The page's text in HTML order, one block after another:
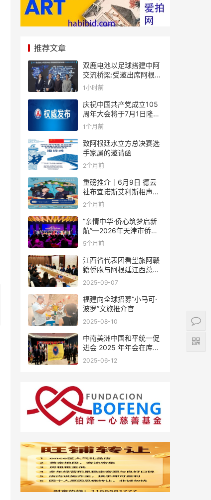
推荐文章
双鹿电池以足球搭建中阿
交流桥梁:受邀出席阿根廷
足协赞助商招待会！
1小时前
庆祝中国共产党成立105
周年大会将于7月1日隆重
举行
1个月前
致阿根廷水立方总决赛选
手家属的邀请函
2个月前
重磅推介｜6月9日 德云
社布宜诺斯艾利斯相声专
场！国风曲艺邂逅南美风
结！
2个月前
“亲情中华·侨心筑梦启新
航”—2026年天津市侨界
新春联谊活动成功举办
5个月前
江西省代表团看望旅阿赣
籍侨胞与阿根廷江西总商
会座谈
2025-09-07
福建向全球招募“小马可·
波罗”文旅推介官
2025-08-10
中南美洲中国和平统一促
进会 2025 年年会在库拉
索圆满举行，共绘反“独”
2025-06-12